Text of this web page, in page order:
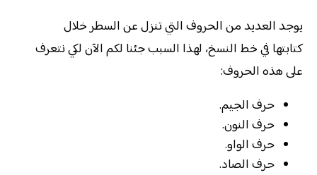
يوجد العديد من الحروف التي تنزل عن السطر خلال
كتابتها في خط النسخ، لهذا السبب جئنا لكم الآن لكي نتعرف
على هذه الحروف:
حرف الجيم.
حرف النون.
حرف الواو.
حرف الصاد.